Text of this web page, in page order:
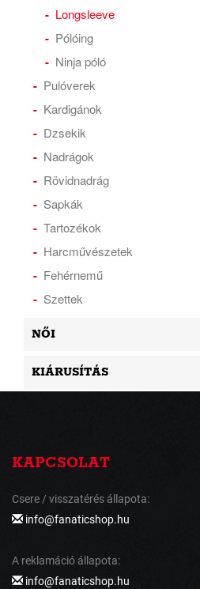
Longsleeve
Pólóing
Ninja póló
Pulóverek
Kardigánok
Dzsekik
Nadrágok
Rövidnadrág
Sapkák
Tartozékok
Harcművészetek
Fehérnemű
Szettek
NŐI
KIÁRUSÍTÁS
KAPCSOLAT
Csere / visszatérés állapota:
info@fanaticshop.hu
A reklamáció állapota:
info@fanaticshop.hu